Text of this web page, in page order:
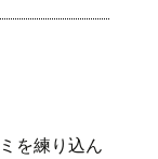
を練り込ん